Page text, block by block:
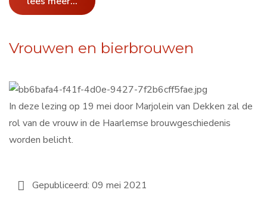
Vrouwen en bierbrouwen
In deze lezing op 19 mei door Marjolein van Dekken zal de
rol van de vrouw in de Haarlemse brouwgeschiedenis
worden belicht.
Gepubliceerd: 09 mei 2021